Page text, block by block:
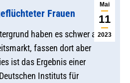
Mai
11
2023
Frauen
haben es schwer auf
fassen dort aber
ist das Ergebnis einer
Instituts für